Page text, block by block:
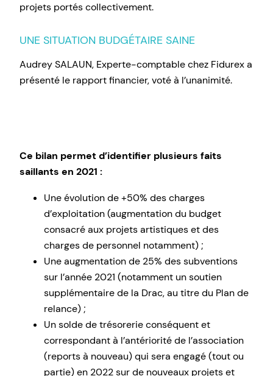
projets portés collectivement.
UNE SITUATION BUDGÉTAIRE SAINE
Audrey SALAUN, Experte-comptable chez Fidurex a
présenté le rapport financier, voté à l’unanimité.
Ce bilan permet d’identifier plusieurs faits
saillants en 2021 :
Une évolution de +50% des charges
d’exploitation (augmentation du budget
consacré aux projets artistiques et des
charges de personnel notamment) ;
Une augmentation de 25% des subventions
sur l’année 2021 (notamment un soutien
supplémentaire de la Drac, au titre du Plan de
relance) ;
Un solde de trésorerie conséquent et
correspondant à l’antériorité de l’association
(reports à nouveau) qui sera engagé (tout ou
partie) en 2022 sur de nouveaux projets et